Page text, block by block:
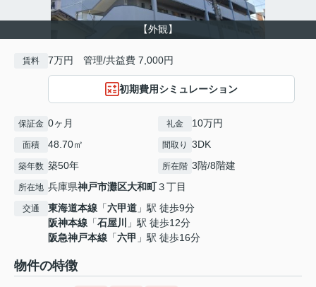
【外観】
賃料 7万円 管理/共益費 7,000円
初期費用シミュレーション
保証金 0ヶ月 礼金 10万円
面積 48.70㎡ 間取り 3DK
築年数 築50年 所在階 3階/8階建
所在地 兵庫県神戸市灘区大和町３丁目
交通 東海道本線 「六甲道 」駅 徒歩9分
阪神本線 「石屋川
」駅 徒歩12分
阪急神戸本線 「六甲 」駅 徒歩16分
物件の特徴